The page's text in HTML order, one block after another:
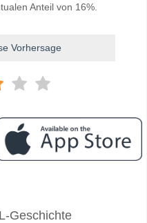
Anteil von 16%.
Vorhersage
Quito 12 May 2026 01:00.
Geschichte